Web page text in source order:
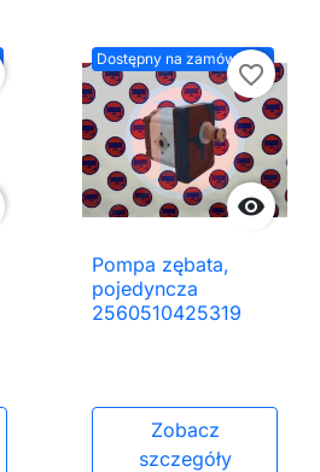
Dostępny na zamówienie

favorite_border
Pompa zębata,
pojedyncza
2560510425319
Zobacz
szczegóły